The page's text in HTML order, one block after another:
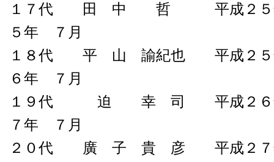
１７代 田 中 哲 平成２５
５年 ７月
１８代 平 山 諭紀也 平成２
６年 ７月
１９代 迫 幸 司 平成２６
７年 ７月
２０代 廣 子 貴 彦 平成２７